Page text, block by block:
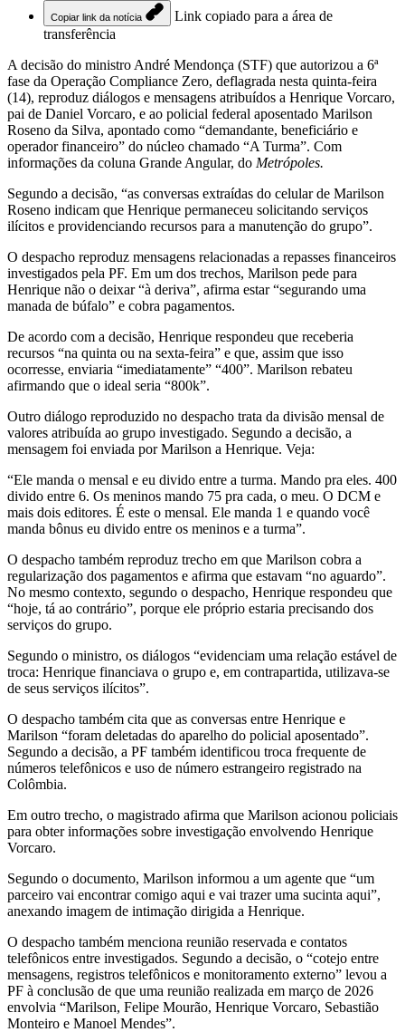
Copiar link da notícia
Link copiado para a área de
transferência
A decisão do ministro André Mendonça (STF) que autorizou a 6ª
fase da Operação Compliance Zero, deflagrada nesta quinta-feira
(14), reproduz diálogos e mensagens atribuídos a Henrique Vorcaro,
pai de Daniel Vorcaro, e ao policial federal aposentado Marilson
Roseno da Silva, apontado como “demandante, beneficiário e
operador financeiro” do núcleo chamado “A Turma”. Com
informações da coluna Grande Angular, do Metrópoles.
Segundo a decisão, “as conversas extraídas do celular de Marilson
Roseno indicam que Henrique permaneceu solicitando serviços
ilícitos e providenciando recursos para a manutenção do grupo”.
O despacho reproduz mensagens relacionadas a repasses financeiros
investigados pela PF. Em um dos trechos, Marilson pede para
Henrique não o deixar “à deriva”, afirma estar “segurando uma
manada de búfalo” e cobra pagamentos.
De acordo com a decisão, Henrique respondeu que receberia
recursos “na quinta ou na sexta-feira” e que, assim que isso
ocorresse, enviaria “imediatamente” “400”. Marilson rebateu
afirmando que o ideal seria “800k”.
Outro diálogo reproduzido no despacho trata da divisão mensal de
valores atribuída ao grupo investigado. Segundo a decisão, a
mensagem foi enviada por Marilson a Henrique. Veja:
“Ele manda o mensal e eu divido entre a turma. Mando pra eles. 400
divido entre 6. Os meninos mando 75 pra cada, o meu. O DCM e
mais dois editores. É este o mensal. Ele manda 1 e quando você
manda bônus eu divido entre os meninos e a turma”.
O despacho também reproduz trecho em que Marilson cobra a
regularização dos pagamentos e afirma que estavam “no aguardo”.
No mesmo contexto, segundo o despacho, Henrique respondeu que
“hoje, tá ao contrário”, porque ele próprio estaria precisando dos
serviços do grupo.
Segundo o ministro, os diálogos “evidenciam uma relação estável de
troca: Henrique financiava o grupo e, em contrapartida, utilizava-se
de seus serviços ilícitos”.
O despacho também cita que as conversas entre Henrique e
Marilson “foram deletadas do aparelho do policial aposentado”.
Segundo a decisão, a PF também identificou troca frequente de
números telefônicos e uso de número estrangeiro registrado na
Colômbia.
Em outro trecho, o magistrado afirma que Marilson acionou policiais
para obter informações sobre investigação envolvendo Henrique
Vorcaro.
Segundo o documento, Marilson informou a um agente que “um
parceiro vai encontrar comigo aqui e vai trazer uma sucinta aqui”,
anexando imagem de intimação dirigida a Henrique.
O despacho também menciona reunião reservada e contatos
telefônicos entre investigados. Segundo a decisão, o “cotejo entre
mensagens, registros telefônicos e monitoramento externo” levou a
PF à conclusão de que uma reunião realizada em março de 2026
envolvia “Marilson, Felipe Mourão, Henrique Vorcaro, Sebastião
Monteiro e Manoel Mendes”.